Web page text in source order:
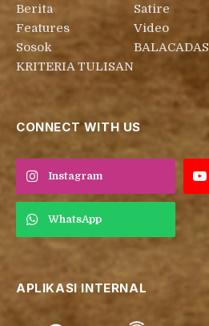
Berita
Features
Sosok
KRITERIA TULISAN
Satire
Video
BALACADAS
CONNECT WITH US
Instagram
WhatsApp
APLIKASI INTERNAL